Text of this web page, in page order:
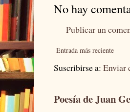
No hay
Publicar un
Entrada más reciente
Suscribirse a: Enviar
Poesía de Juan